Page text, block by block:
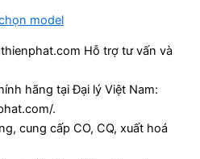
model
Hỗ trợ tư vấn và
hãng tại Đại lý Việt Nam:
.
cung cấp CO, CQ, xuất hoá